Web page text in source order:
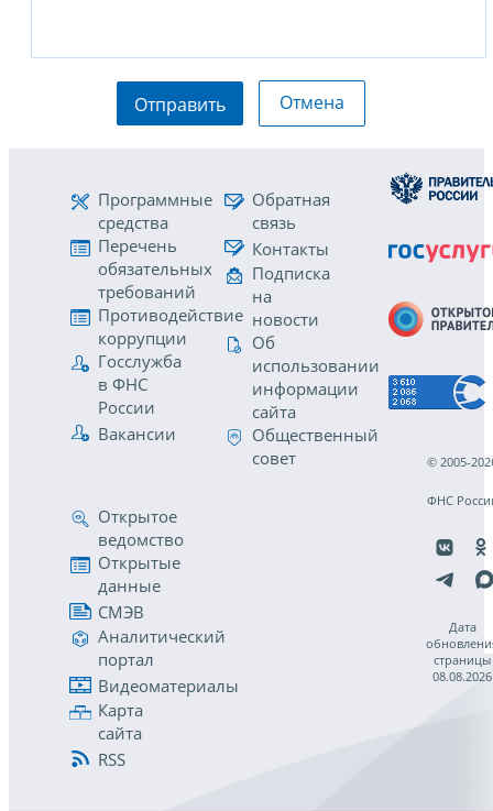
Отправить Отмена
Программные
средства
Перечень
обязательных
требований
Противодействие
коррупции
Госслужба
в ФНС
России
Вакансии
Обратная
связь
Контакты
Подписка
на
новости
Об
использовании
информации
сайта
Общественный
совет
Открытое
ведомство
Открытые
данные
СМЭВ
Аналитический
портал
Видеоматериалы
Карта
сайта
RSS
© 2005-
ФНС
Дата
страницы
08.08.2026